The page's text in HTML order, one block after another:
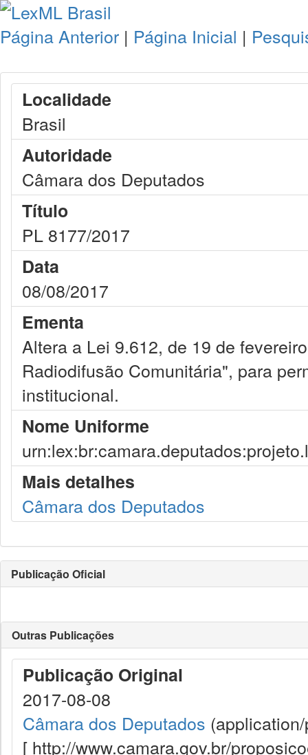
Página Anterior | Página Inicial |
Localidade
Brasil
Autoridade
Câmara dos Deputados
Título
PL 8177/2017
Data
08/08/2017
Ementa
Altera a Lei 9.612, de 19 de
Radiodifusão Comunitária", para
institucional.
Nome Uniforme
Mais detalhes
Câmara dos Deputados
Publicação Oficial
Outras Publicações
Publicação Original
2017-08-08
Câmara dos Deputados
[ http://www.camara.gov.br/